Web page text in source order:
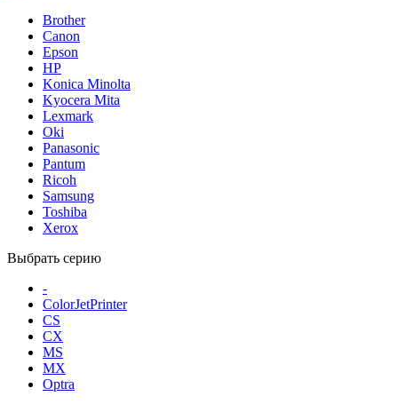
Brother
Canon
Epson
HP
Konica Minolta
Kyocera Mita
Lexmark
Oki
Panasonic
Pantum
Ricoh
Samsung
Toshiba
Xerox
Выбрать серию
-
ColorJetPrinter
CS
CX
MS
MX
Optra